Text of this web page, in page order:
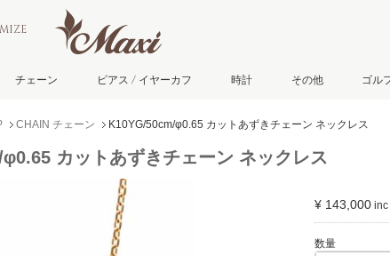
チェーン ピアス / イヤーカフ 時計 その他 ゴル
CHAIN チェーン K10YG/50cm/φ0.65 カットあずきチェーン ネックレス
カットあずきチェーン ネックレス
¥ 143,000